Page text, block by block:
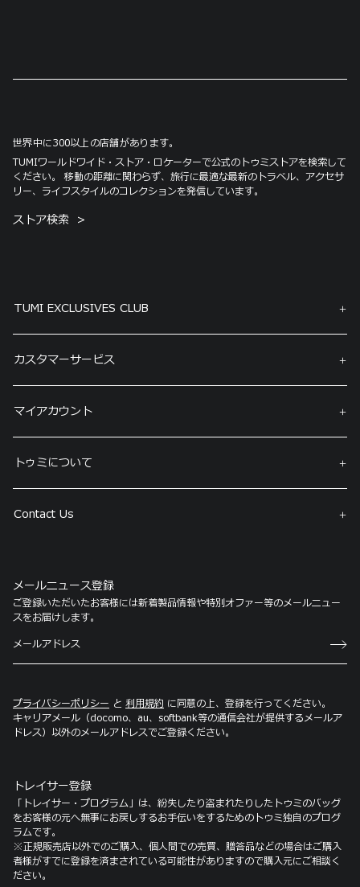
世界中に300以上の店舗があります。
TUMIワールドワイド・ストア・ロケーターで公式のトゥミストアを検索して
ください。 移動の距離に関わらず、旅行に最適な最新のトラベル、アクセサ
リー、ライフスタイルのコレクションを発信しています。
ストア検索
TUMI EXCLUSIVES CLUB
カスタマーサービス
マイアカウント
トゥミについて
Contact Us
メールニュース登録
ご登録いただいたお客様には新着製品情報や特別オファー等のメールニュー
スをお届けします。
プライバシーポリシー と 利用規約 に同意の上、登録を行ってください。
キャリアメール（docomo、au、softbank等の通信会社が提供するメールア
ドレス）以外のメールアドレスでご登録ください。
トレイサー登録
「トレイサー・プログラム」は、紛失したり盗まれたりしたトゥミのバッグ
をお客様の元へ無事にお戻しするお手伝いをするためのトゥミ独自のプログ
ラムです。
※正規販売店以外でのご購入、個人間での売買、贈答品などの場合はご購入
者様がすでに登録を済まされている可能性がありますので購入元にご相談く
ださい。